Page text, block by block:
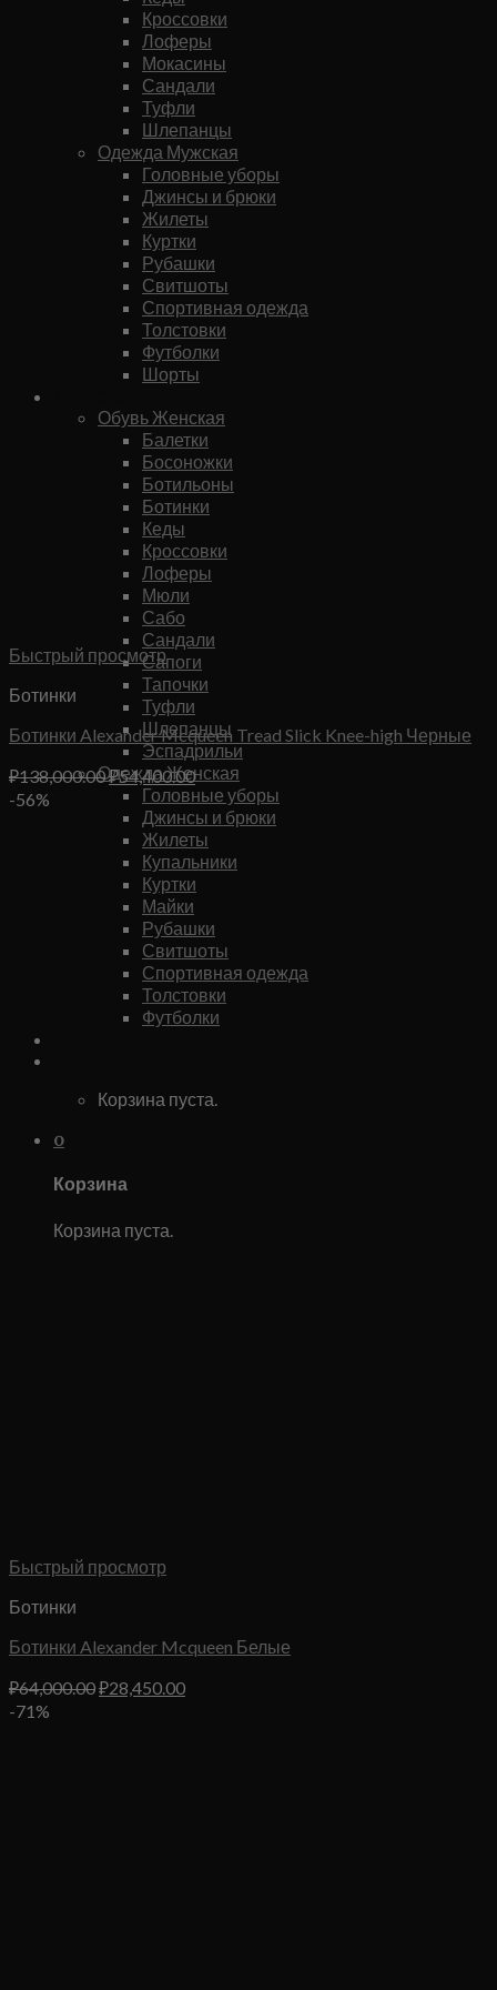
Кроссовки
Лоферы
Мокасины
Сандали
Туфли
Шлепанцы
Одежда Мужская
Головные уборы
Джинсы и брюки
Жилеты
Куртки
Рубашки
Свитшоты
Спортивная одежда
Толстовки
Футболки
Шорты
Обувь Женская
Балетки
Босоножки
Ботильоны
Ботинки
Кеды
Кроссовки
Лоферы
Мюли
Сабо
Сандали
Сапоги
Тапочки
Туфли
Шлепанцы
Эспадрильи
Одежда Женская
Головные уборы
Джинсы и брюки
Жилеты
Купальники
Куртки
Майки
Рубашки
Свитшоты
Спортивная одежда
Толстовки
Футболки
Корзина пуста.
0
Корзина
Корзина пуста.
Быстрый просмотр
Ботинки
Ботинки Alexander Mcqueen Tread Slick Knee-high Черные
₽138,000.00Первоначальная
цена
составляла
₽138,000.00.
₽54,400.00Текущая
цена:
₽54,400.00.
-56%
Быстрый просмотр
Ботинки
Ботинки Alexander Mcqueen Белые
₽64,000.00Первоначальная
₽28,450.00Текущая
-71%